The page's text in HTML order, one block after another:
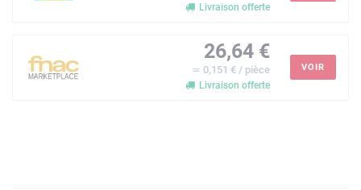
Livraison offerte
26,64 €
≃ 0,151 € / pièce
Livraison offerte
VOIR